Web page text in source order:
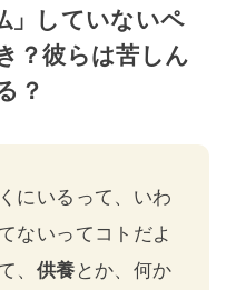
」していないペ
？彼らは苦しん
？
にいるって、いわ
ないってコトだよ
、 供養とか、何か